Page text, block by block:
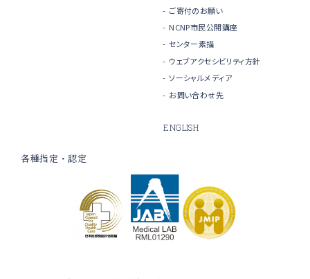
ご寄付のお願い
NCNP市民公開講座
センター素描
ウェブアクセシビリティ方針
ソーシャルメディア
お問い合わせ先
ENGLISH
各種指定・認定